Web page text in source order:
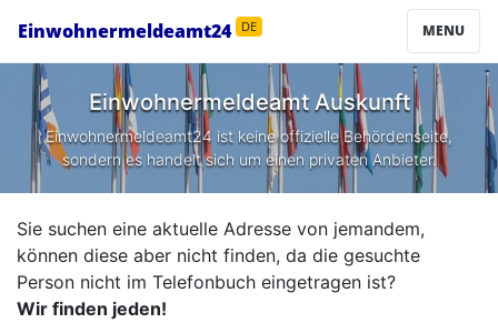
Einwohnermeldeamt24 DE MENU
Einwohnermeldeamt Auskunft
Einwohnermeldeamt24 ist keine offizielle Behördenseite,
sondern es handelt sich um einen privaten Anbieter.
Sie suchen eine aktuelle Adresse von jemandem,
können diese aber nicht finden, da die gesuchte
Person nicht im Telefonbuch eingetragen ist?
Wir finden jeden!